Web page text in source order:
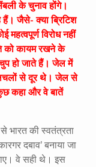
के चुनाव होंगे।
जैसे- क्या ब्रिटिश
महत्वपूर्ण विरोध नहीं
को कायम रखने के
चुप हो जाते हैं। जेल में
से दूर थे। जेल से
कहा और वे बातें
भारत की स्वतंत्रता
दबाव’ बनाया जा
वे सही थे। इस